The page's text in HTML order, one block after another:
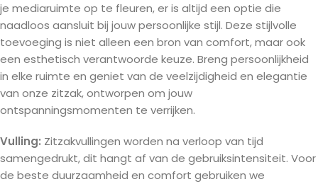
je mediaruimte op te fleuren, er is altijd een optie die
naadloos aansluit bij jouw persoonlijke stijl. Deze stijlvolle
toevoeging is niet alleen een bron van comfort, maar ook
een esthetisch verantwoorde keuze. Breng persoonlijkheid
in elke ruimte en geniet van de veelzijdigheid en elegantie
van onze zitzak, ontworpen om jouw
ontspanningsmomenten te verrijken.
Vulling: Zitzakvullingen worden na verloop van tijd
samengedrukt, dit hangt af van de gebruiksintensiteit. Voor
de beste duurzaamheid en comfort gebruiken we